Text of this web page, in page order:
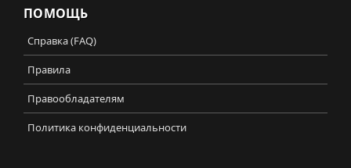
ПОМОЩЬ
Справка (FAQ)
Правила
Правообладателям
Политика конфиденциальности